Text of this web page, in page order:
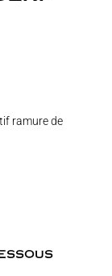
ramure de